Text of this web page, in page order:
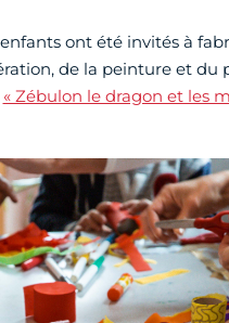
ont été invités à
de la peinture et du
« Zébulon le dragon et les